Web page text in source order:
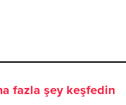
fazla şey keşfedin